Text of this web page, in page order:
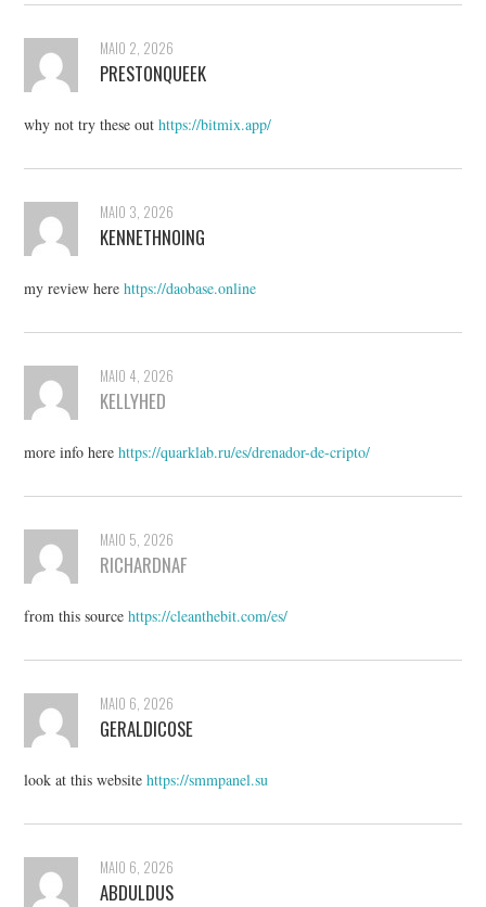
MAIO 2, 2026
PRESTONQUEEK
why not try these outhttps://bitmix.app/
MAIO 3, 2026
KENNETHNOING
my review herehttps://daobase.online
MAIO 4, 2026
KELLYHED
more info herehttps://quarklab.ru/es/drenador-de-cripto/
MAIO 5, 2026
RICHARDNAF
from this sourcehttps://cleanthebit.com/es/
MAIO 6, 2026
GERALDICOSE
look at this websitehttps://smmpanel.su
MAIO 6, 2026
ABDULDUS